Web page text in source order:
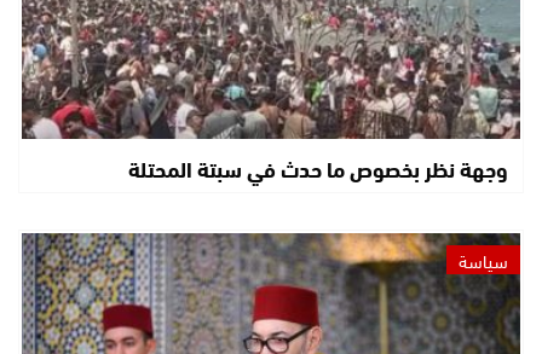
وجهة نظر بخصوص ما حدث في سبتة المحتلة
سياسة